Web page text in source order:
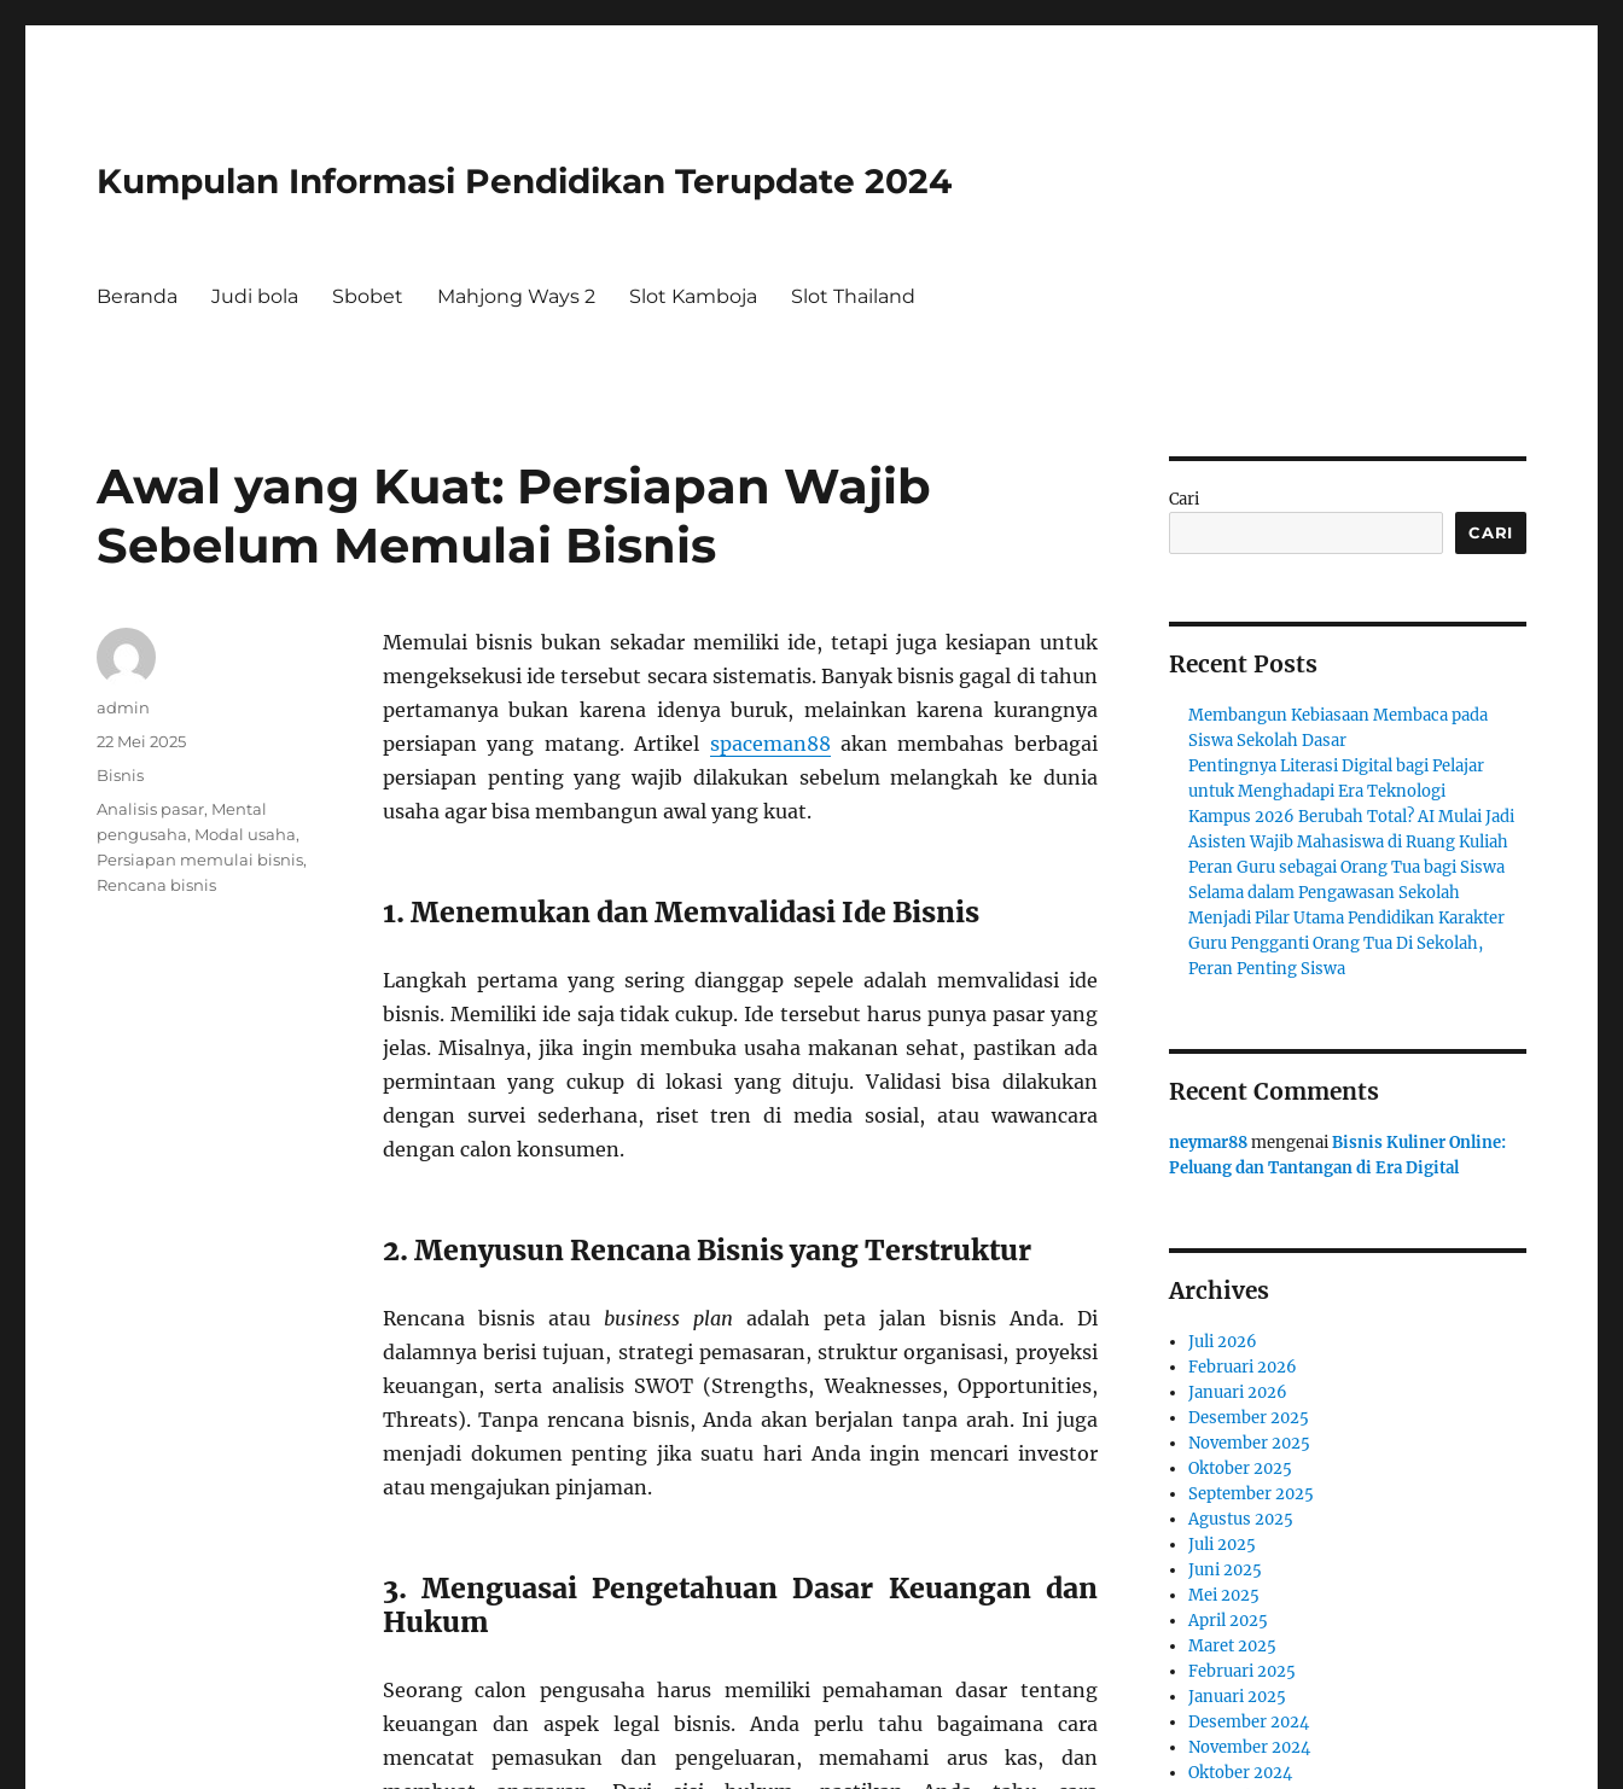
Kumpulan Informasi Pendidikan Terupdate 2024
Beranda Judi bola Sbobet Mahjong Ways 2 Slot Kamboja Slot Thailand
Awal yang Kuat: Persiapan Wajib
Sebelum Memulai Bisnis
Memulai bisnis bukan sekadar memiliki ide, tetapi juga kesiapan untuk
mengeksekusi ide tersebut secara sistematis. Banyak bisnis gagal di tahun
pertamanya bukan karena idenya buruk, melainkan karena kurangnya
persiapan yang matang. Artikel spaceman88 akan membahas berbagai
persiapan penting yang wajib dilakukan sebelum melangkah ke dunia
usaha agar bisa membangun awal yang kuat.
1. Menemukan dan Memvalidasi Ide Bisnis
Langkah pertama yang sering dianggap sepele adalah memvalidasi ide
bisnis. Memiliki ide saja tidak cukup. Ide tersebut harus punya pasar yang
jelas. Misalnya, jika ingin membuka usaha makanan sehat, pastikan ada
permintaan yang cukup di lokasi yang dituju. Validasi bisa dilakukan
dengan survei sederhana, riset tren di media sosial, atau wawancara
dengan calon konsumen.
2. Menyusun Rencana Bisnis yang Terstruktur
Rencana bisnis atau business plan adalah peta jalan bisnis Anda. Di
dalamnya berisi tujuan, strategi pemasaran, struktur organisasi, proyeksi
keuangan, serta analisis SWOT (Strengths, Weaknesses, Opportunities,
Threats). Tanpa rencana bisnis, Anda akan berjalan tanpa arah. Ini juga
menjadi dokumen penting jika suatu hari Anda ingin mencari investor
atau mengajukan pinjaman.
3. Menguasai Pengetahuan Dasar Keuangan dan
Hukum
Seorang calon pengusaha harus memiliki pemahaman dasar tentang
keuangan dan aspek legal bisnis. Anda perlu tahu bagaimana cara
mencatat pemasukan dan pengeluaran, memahami arus kas, dan
Author
admin
Posted
on
22 Mei 2025
Categories
Bisnis
Tags
Analisis pasar, Mental
pengusaha, Modal usaha,
Persiapan memulai bisnis,
Rencana bisnis
Cari
CARI
Recent Posts
Membangun Kebiasaan Membaca pada
Siswa Sekolah Dasar
Pentingnya Literasi Digital bagi Pelajar
untuk Menghadapi Era Teknologi
Kampus 2026 Berubah Total? AI Mulai Jadi
Asisten Wajib Mahasiswa di Ruang Kuliah
Peran Guru sebagai Orang Tua bagi Siswa
Selama dalam Pengawasan Sekolah
Menjadi Pilar Utama Pendidikan Karakter
Guru Pengganti Orang Tua Di Sekolah,
Peran Penting Siswa
Recent Comments
neymar88mengenaiBisnis Kuliner Online:
Peluang dan Tantangan di Era Digital
Archives
Juli 2026
Februari 2026
Januari 2026
Desember 2025
November 2025
Oktober 2025
September 2025
Agustus 2025
Juli 2025
Juni 2025
Mei 2025
April 2025
Maret 2025
Februari 2025
Januari 2025
Desember 2024
November 2024
Oktober 2024